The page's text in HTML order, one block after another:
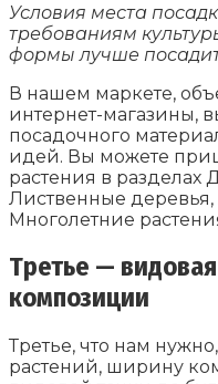
Условия места
требованиям
формы лучше
В нашем маркете,
интернет-магазины,
посадочного
идей. Вы можете
растения в разделах
Лиственные
Многолетние
Третье —
композиции
Третье, что нам
растений, ширину